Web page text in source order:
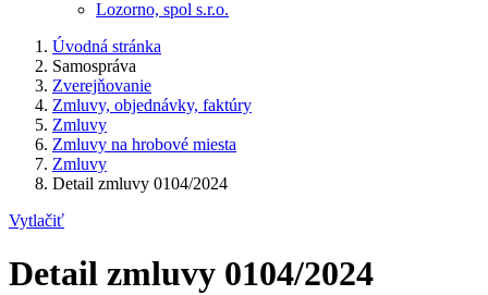
Lozorno, spol s.r.o.
Úvodná stránka
Samospráva
Zverejňovanie
Zmluvy, objednávky, faktúry
Zmluvy
Zmluvy na hrobové miesta
Zmluvy
Detail zmluvy 0104/2024
Vytlačiť
Detail zmluvy 0104/2024